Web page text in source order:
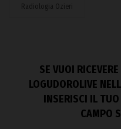
Radiologia Ozieri
SE VUOI
LOGUDOROLIVE
INSERISCI IL
CAMPO